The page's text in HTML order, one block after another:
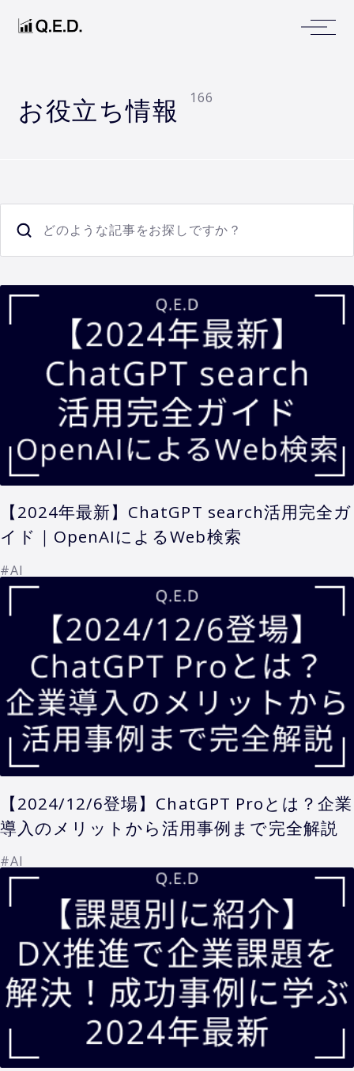
お役立ち情報 166
どのような記事をお探しですか？
【2024年最新】ChatGPT search活用完全ガ
イド｜OpenAIによるWeb検索
#AI
【2024/12/6登場】ChatGPT Proとは？企業
導入のメリットから活用事例まで完全解説
#AI